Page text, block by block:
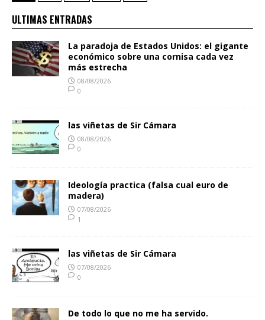
ULTIMAS ENTRADAS
La paradoja de Estados Unidos: el gigante
económico sobre una cornisa cada vez
más estrecha
08/08/2026
0
las viñetas de Sir Cámara
08/08/2026
0
Ideología practica (falsa cual euro de
madera)
07/08/2026
1
las viñetas de Sir Cámara
07/08/2026
0
De todo lo que no me ha servido.